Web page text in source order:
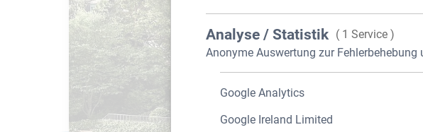
Analyse / Statistik ( 1 Service )
Anonyme Auswertung zur Fehlerbehebung
Google Analytics
Google Ireland Limited